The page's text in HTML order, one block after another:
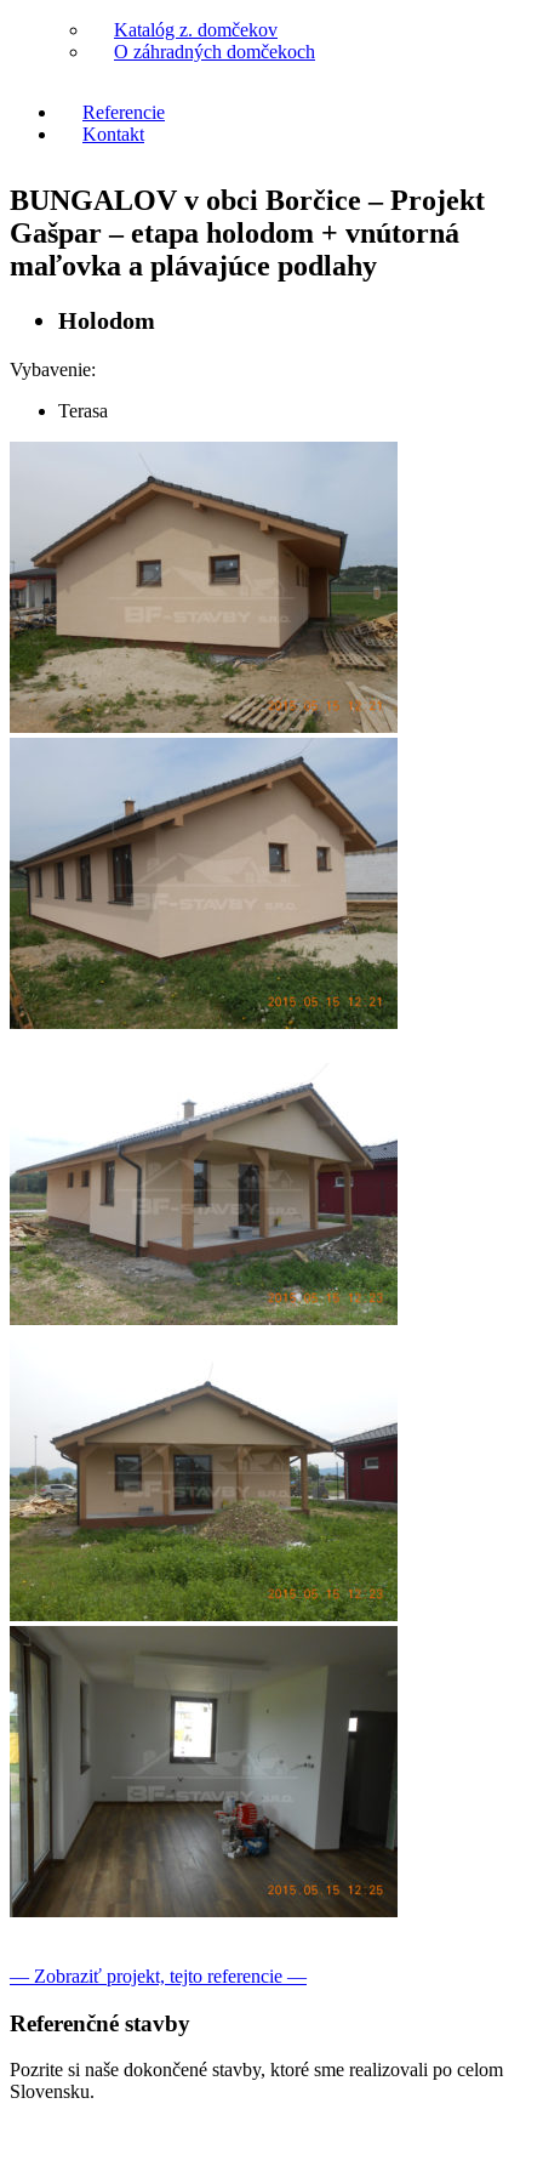
Katalóg z. domčekov
O záhradných domčekoch
Referencie
Kontakt
BUNGALOV v obci Borčice – Projekt
Gašpar – etapa holodom + vnútorná
maľovka a plávajúce podlahy
Holodom
Vybavenie:
Terasa
— Zobraziť projekt, tejto referencie —
Referenčné stavby
Pozrite si naše dokončené stavby, ktoré sme realizovali po celom
Slovensku.